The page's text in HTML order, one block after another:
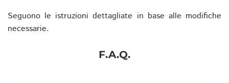
Seguono le istruzioni dettagliate in base alle modifiche
necessarie.
F.A.Q.